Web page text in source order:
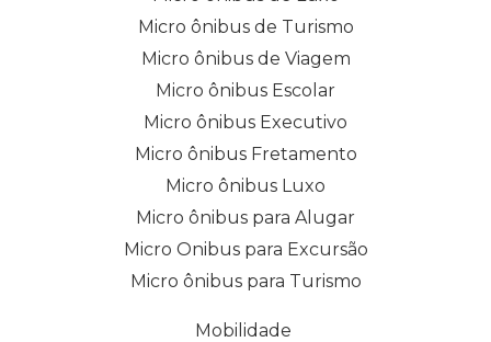
Micro ônibus de Turismo
Micro ônibus de Viagem
Micro ônibus Escolar
Micro ônibus Executivo
Micro ônibus Fretamento
Micro ônibus Luxo
Micro ônibus para Alugar
Micro Onibus para Excursão
Micro ônibus para Turismo
Mobilidade